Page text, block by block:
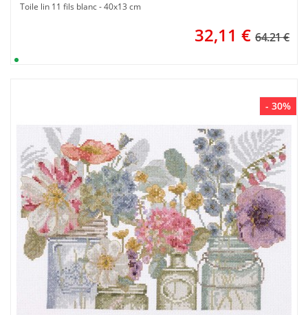
Toile lin 11 fils blanc - 40x13 cm
32,11 € 64.21 €
- 30%